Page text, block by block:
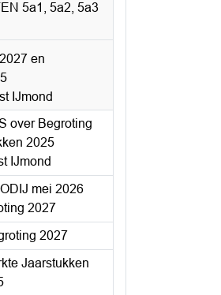
5a1, 5a2, 5a3
en
IJmond
over Begroting
2025
IJmond
mei 2026
2027
2027
Jaarstukken